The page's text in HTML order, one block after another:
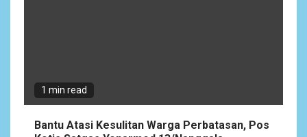
1 min read
Bantu Atasi Kesulitan Warga Perbatasan, Pos